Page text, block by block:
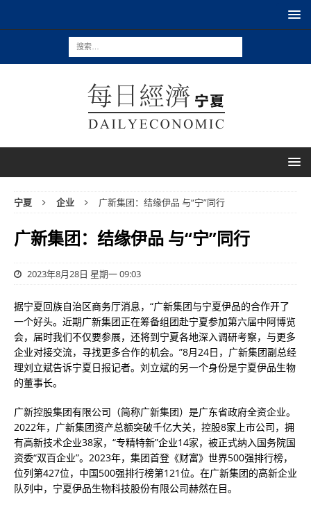
宁夏 企业 广新集团：结缘伊品 与“宁”同行
广新集团：结缘伊品 与“宁”同行
2023年8月28日 星期一 09:03
据宁夏回族自治区商务厅消息，“广新集团与宁夏伊品的合作开了
一个好头。近期广新集团正在筹备组团赴宁夏参加第六届中阿博览
会，届时我们不仅要参展，还将到宁夏各地深入调研考察，与更多
企业对接交流，寻找更多合作的机会。”8月24日，广新集团副总经
理刘立斌告诉宁夏日报记者。刘立斌的另一个身份是宁夏伊品生物
的董事长。
广新控股集团有限公司（简称广新集团）是广东省政府全资企业。
2022年，广新集团资产总额突破千亿大关，控股8家上市公司，拥
有高新技术企业38家，“专精特新”企业14家，被正式纳入国务院国
资委“双百企业”。2023年，集团首登《财富》世界500强排行榜，
位列第427位，中国500强排行榜第121位。在广新集团的高新企业
队列中，宁夏伊品生物科技股份有限公司赫然在目。